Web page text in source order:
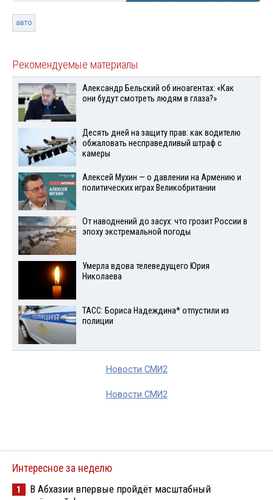
авто
Рекомендуемые материалы
Александр Бельский об иноагентах: «Как
они будут смотреть людям в глаза?»
Десять дней на защиту прав: как водителю
обжаловать несправедливый штраф с
камеры
Алексей Мухин — о давлении на Армению и
политических играх Великобритании
От наводнений до засух: что грозит России в
эпоху экстремальной погоды
Умерла вдова телеведущего Юрия
Николаева
ТАСС: Бориса Надеждина* отпустили из
полиции
Новости СМИ2
Новости СМИ2
Интересное за неделю
1
В Абхазии впервые пройдёт масштабный